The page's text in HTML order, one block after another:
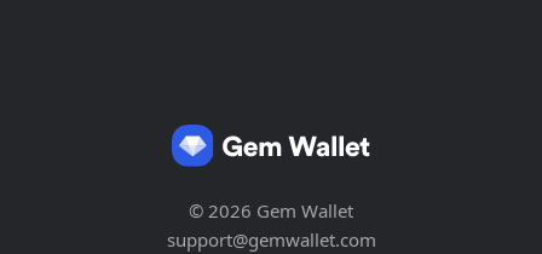
© 2026 Gem Wallet
support@gemwallet.com